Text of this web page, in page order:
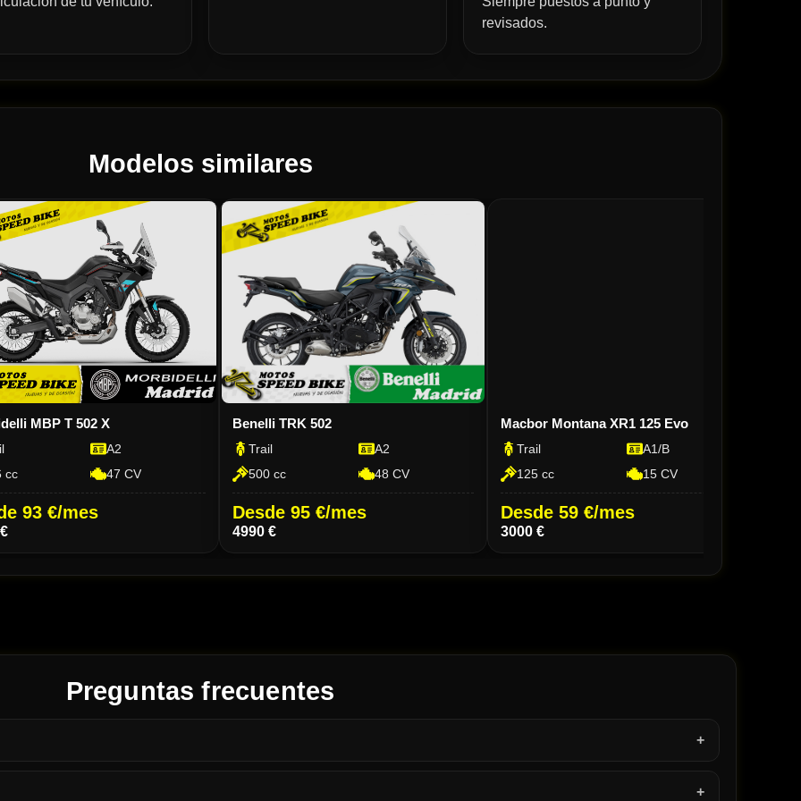
revisados.
Modelos similares
MBP T 502 X
A2
cc
47 CV
93 €/mes
Benelli TRK 502
Trail
A2
500 cc
48 CV
Desde 95 €/mes
4990 €
Macbor Montana XR1 125 Evo
Trail
A1/B
125 cc
15 CV
Desde 59 €/mes
3000 €
Preguntas frecuentes